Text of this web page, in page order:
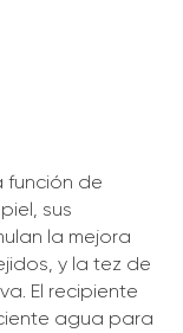
función de
sus
la mejora
y la tez de
El recipiente
agua para